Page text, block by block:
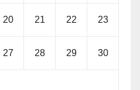
20 21 22 23
27 28 29 30